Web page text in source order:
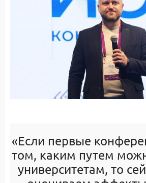
«Если первые
том, каким путем
университетам, то